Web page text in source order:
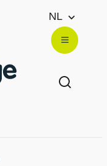
NL
Zoek
Menu